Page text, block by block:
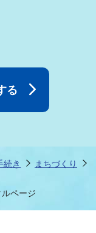
続き
まちづくり
ページ